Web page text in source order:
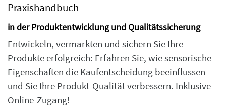
Praxishandbuch
in der Produktentwicklung und Qualitätssicherung
Entwickeln, vermarkten und sichern Sie Ihre
Produkte erfolgreich: Erfahren Sie, wie sensorische
Eigenschaften die Kaufentscheidung beeinflussen
und Sie Ihre Produkt-Qualität verbessern. Inklusive
Online-Zugang!